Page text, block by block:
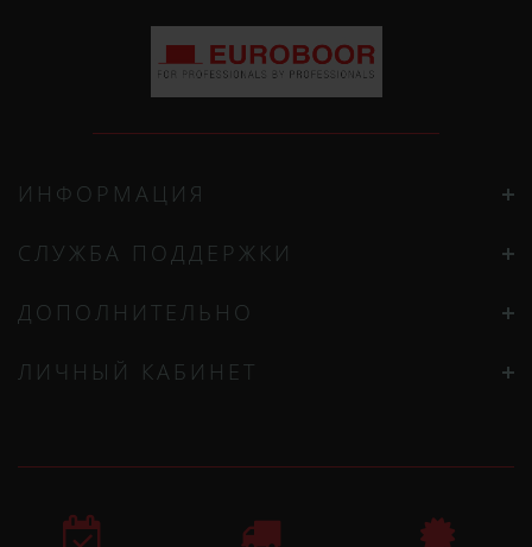
ИНФОРМАЦИЯ
СЛУЖБА ПОДДЕРЖКИ
ДОПОЛНИТЕЛЬНО
ЛИЧНЫЙ КАБИНЕТ